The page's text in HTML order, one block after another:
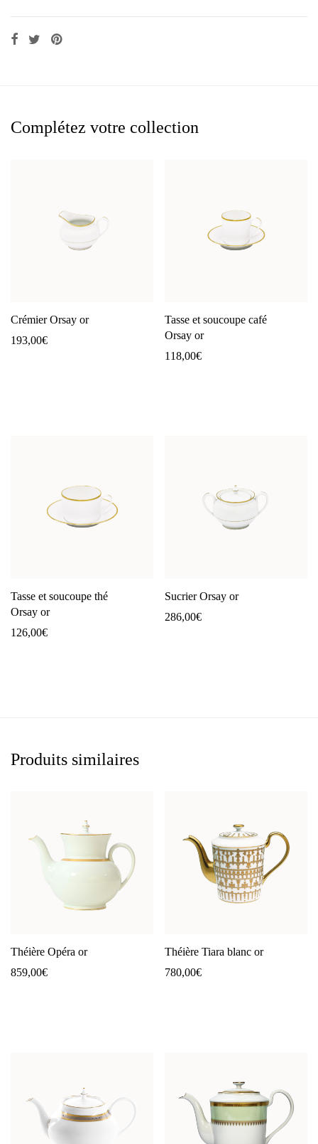
Complétez votre collection
Crémier Orsay or
193,00€
Tasse et soucoupe café
Orsay or
118,00€
Tasse et soucoupe thé
Orsay or
126,00€
Sucrier Orsay or
286,00€
Produits similaires
Théière Opéra or
859,00€
Théière Tiara blanc or
780,00€